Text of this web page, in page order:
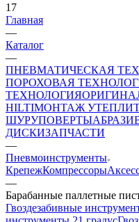
17
Главная
—
Каталог
—
ПНЕВМАТИЧЕСКАЯ
ПОРОХОВАЯ
ТЕХНОЛОГИЯ
HILTIМОНТАЖ
ШУРУПОВЕРТЫ
ДИСКИЗАПЧАСТИ
—
Пневмоинструменты
КрепежКомпрессоры
—
Барабанные паллетные
Гвоздезабивные